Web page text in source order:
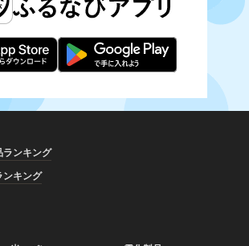
ランキング
ンキング